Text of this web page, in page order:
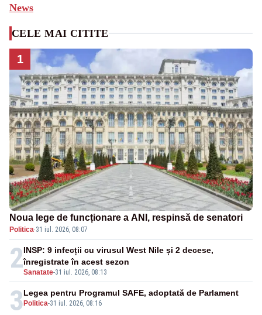
News
CELE MAI CITITE
1
Noua lege de funcționare a ANI, respinsă de senatori
Politica·31 iul. 2026, 08:07
2Sanatate-31 iul. 2026, 08:13
INSP: 9 infecții cu virusul West Nile și 2 decese,
înregistrate în acest sezon
3 Politica-31 iul. 2026, 08:16
Legea pentru Programul SAFE, adoptată de Parlament